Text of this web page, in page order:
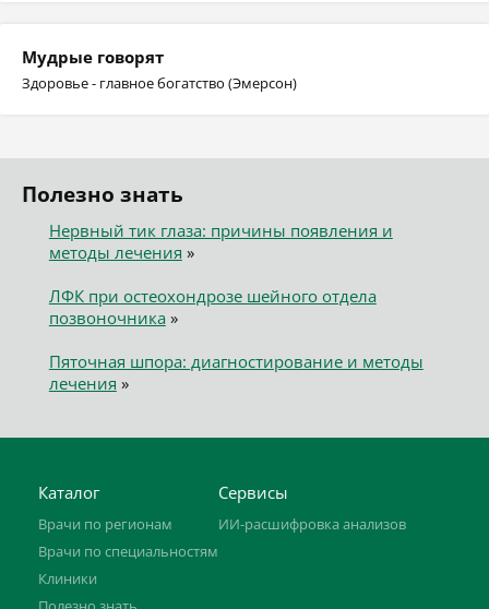
Мудрые говорят
Здоровье - главное богатство (Эмерсон)
Полезно знать
Нервный тик глаза: причины появления и
методы лечения »
ЛФК при остеохондрозе шейного отдела
позвоночника»
Пяточная шпора: диагностирование и методы
лечения »
Каталог
Врачи по регионам
Врачи по специальностям
Клиники
Сервисы
ИИ-расшифровка анализов